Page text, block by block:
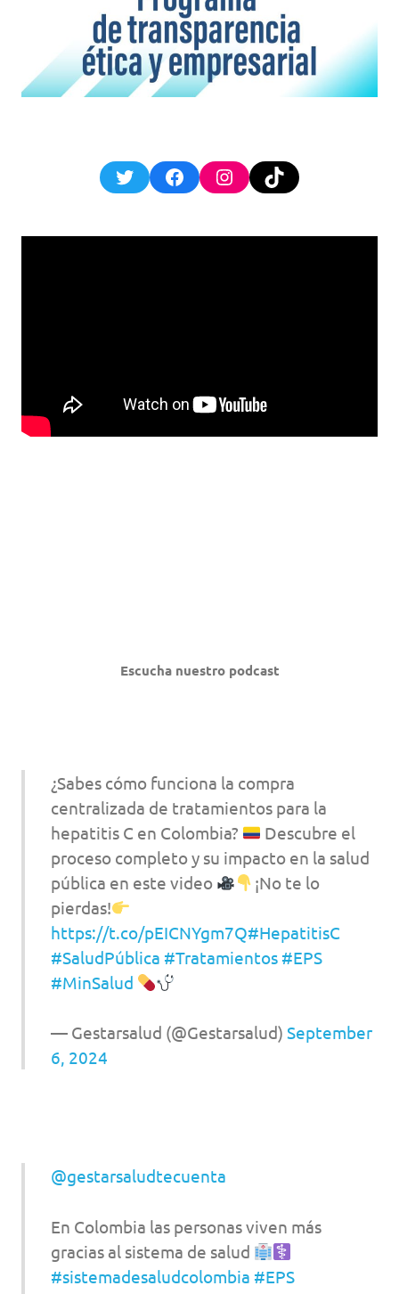
TwitterFacebookInstagram
TikTok
Escucha nuestro podcast
¿Sabes cómo funciona la compra
centralizada de tratamientos para la
hepatitis C en Colombia?
Descubre el
proceso completo y su impacto en la salud
pública en este video
¡No te lo
pierdas!
https://t.co/pEICNYgm7Q#HepatitisC
#SaludPública #Tratamientos #EPS
#MinSalud
— Gestarsalud (@Gestarsalud) September
6, 2024
@gestarsaludtecuenta
En Colombia las personas viven más
gracias al sistema de salud
#sistemadesaludcolombia #EPS